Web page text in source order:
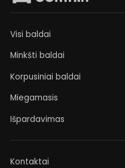
Visi baldai
Minkšti baldai
Korpusiniai baldai
Miegamasis
Išpardavimas
Kontaktai